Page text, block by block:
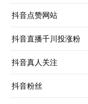
抖音点赞网站
抖音直播千川投涨粉
抖音真人关注
抖音粉丝